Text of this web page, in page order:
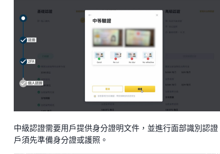
中級認證需要用戶提供身分證明文件，並進行面部識別認證
戶須先準備身分證或護照。